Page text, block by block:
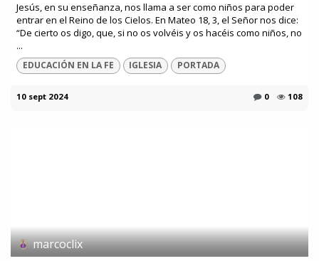
Jesús, en su enseñanza, nos llama a ser como niños para poder
entrar en el Reino de los Cielos. En Mateo 18, 3, el Señor nos dice:
“De cierto os digo, que, si no os volvéis y os hacéis como niños, no
...
EDUCACIÓN EN LA FE IGLESIA PORTADA
10 sept 2024 0 108
marcoclix